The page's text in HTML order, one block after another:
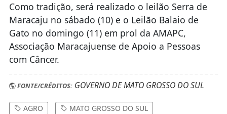
Como tradição, será realizado o leilão Serra de
Maracaju no sábado (10) e o Leilão Balaio de
Gato no domingo (11) em prol da AMAPC,
Associação Maracajuense de Apoio a Pessoas
com Câncer.
FONTE/CRÉDITOS:GOVERNO DE MATO GROSSO DO SUL
AGRO
MATO GROSSO DO SUL